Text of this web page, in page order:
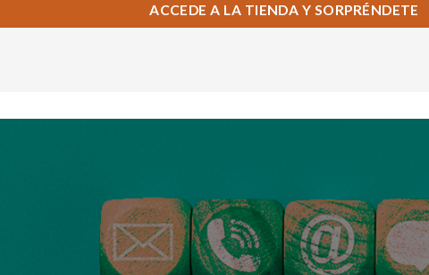
ACCEDE A LA TIENDA Y SORPRÉNDETE